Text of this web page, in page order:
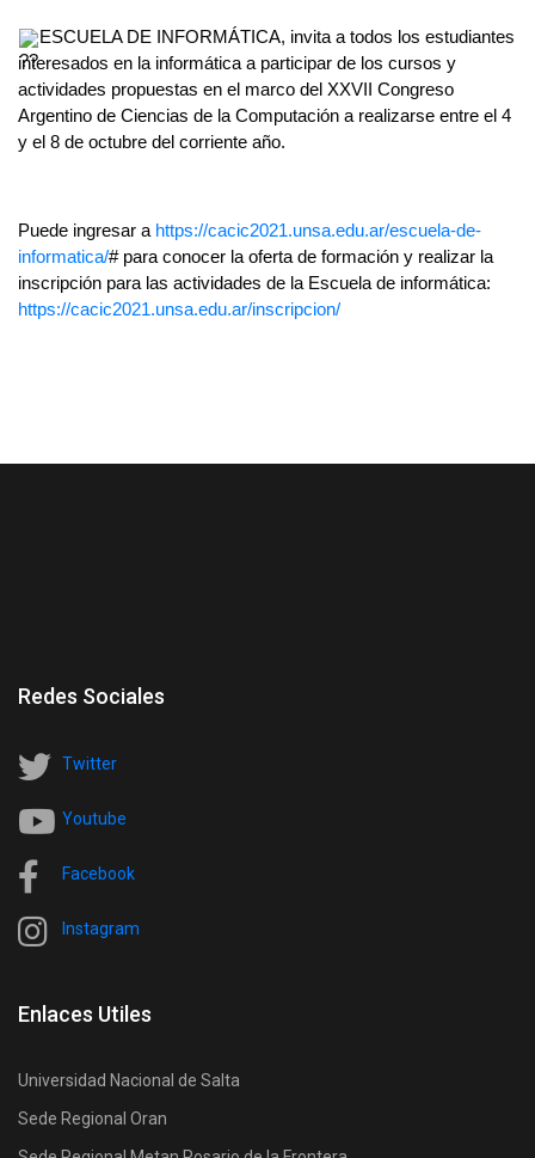
ESCUELA DE INFORMÁTICA, invita a todos los estudiantes
interesados en la informática a participar de los cursos y
actividades propuestas en el marco del XXVII Congreso
Argentino de Ciencias de la Computación a realizarse entre el 4
y el 8 de octubre del corriente año.
Puede ingresar a https://cacic2021.unsa.edu.ar/escuela-de-
informatica/# para conocer la oferta de formación y realizar la
https://cacic2021.unsa.edu.ar/inscripcion/
Redes Sociales
Twitter
Youtube
Facebook
Instagram
Enlaces Utiles
Universidad Nacional de Salta
Sede Regional Oran